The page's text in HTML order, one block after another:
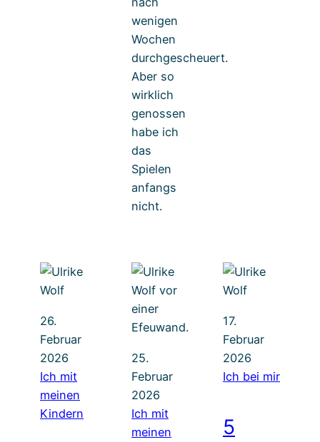
wenigen
Wochen
durchgescheuert.
Aber so
wirklich
genossen
habe ich
das
Spielen
anfangs
nicht.
26.
Februar
2026
Ich mit
meinen
Kindern
25.
Februar
2026
Ich mit
meinen
17.
Februar
2026
Ich bei mir
5